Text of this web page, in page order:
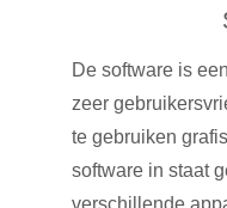
De software is
zeer
te gebruiken
software in staat